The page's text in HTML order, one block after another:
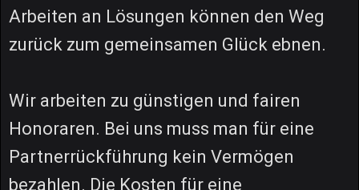
Arbeiten an Lösungen können den Weg
zurück zum gemeinsamen Glück ebnen.
Wir arbeiten zu günstigen und fairen
Honoraren. Bei uns muss man für eine
Partnerrückführung kein Vermögen
bezahlen. Die Kosten für eine